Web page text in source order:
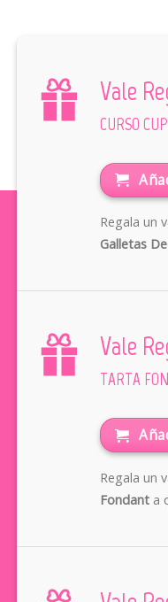
Vale
CURSO
Regala un
Galletas
Vale
TARTA
Regala un
Fondanta